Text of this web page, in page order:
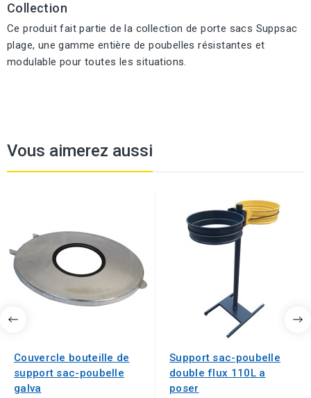
Collection
Ce produit fait partie de la collection de porte sacs Suppsac
plage, une gamme entière de poubelles résistantes et
modulable pour toutes les situations.
Vous aimerez aussi
Couvercle bouteille de
support sac-poubelle
galva
Support sac-poubelle
double flux 110L a
poser